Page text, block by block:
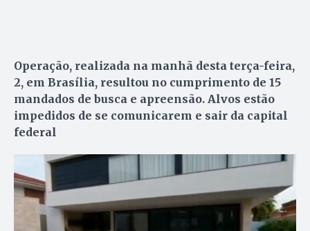
Operação, realizada na manhã desta terça-feira,
2, em Brasília, resultou no cumprimento de 15
mandados de busca e apreensão. Alvos estão
impedidos de se comunicarem e sair da capital
federal